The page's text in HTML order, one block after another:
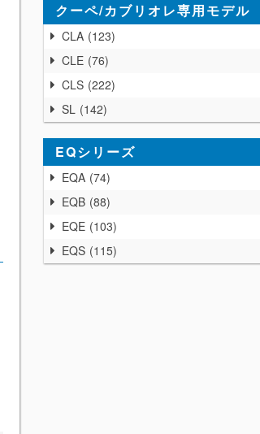
クーペ/カブリオレ専用モデル
CLA 123
CLE 76
CLS 222
SL 142
EQシリーズ
EQA 74
EQB 88
EQE 103
EQS 115